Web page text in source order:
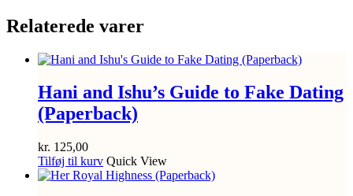
Relaterede varer
Hani and Ishu’s Guide to Fake Dating
(Paperback)
kr. 125,00
Tilføj til kurv Quick View